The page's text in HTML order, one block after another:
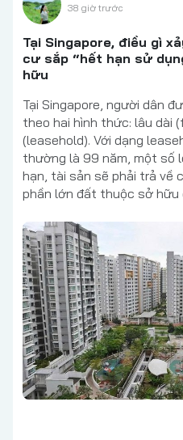
38 giờ trước
Tại Singapore, điều gì
cư sắp “hết hạn sử
hữu
Tại Singapore, người dân
theo hai hình thức: lâu dài
(leasehold). Với dạng
thường là 99 năm, một số
hạn, tài sản sẽ phải trả về
phần lớn đất thuộc sở hữu